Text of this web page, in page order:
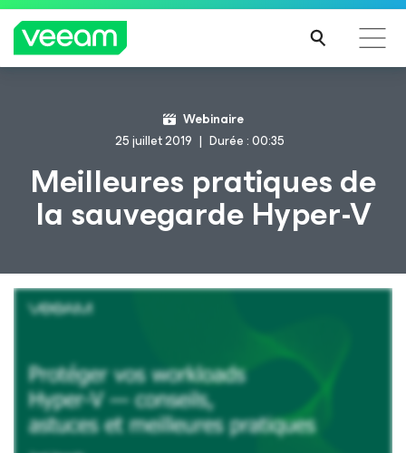
Recommandations de Veeam pour les clients
impactés par la mise à jour de CrowdStrike
LA
SUIT
Webinaire
25 juillet 2019
Durée : 00:35
Meilleures pratiques de
la sauvegarde Hyper-V